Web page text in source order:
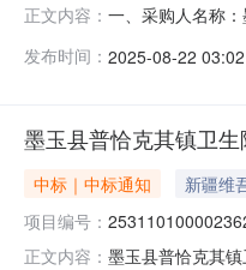
正文内容： 一、采购人名称
台铺设:宿舍打隔
发布时间： 2025-08-22 03:02
墨玉县普恰克其镇卫
中标｜中标通知 新疆维
项目编号：
正文内容： 墨玉县普恰克其